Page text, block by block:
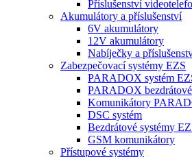
Příslušenství
Akumulátory a příslušenství
6V akumulátory
12V akumulátory
Nabíječky a
Zabezpečovací systémy EZS
PARADOX systém
PARADOX
Komunikátory
DSC systém
Bezdrátové systémy
GSM komunikátory
Přístupové systémy